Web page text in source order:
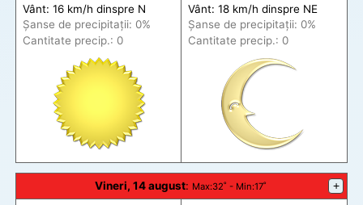
Vânt: 16 km/h dinspre N
Șanse de precipitații: 0%
Cantitate precip.: 0
Vânt: 18 km/h dinspre NE
Șanse de precipitații: 0%
Cantitate precip.: 0
Vineri, 14 august: Max:32˚ - Min:17˚ +